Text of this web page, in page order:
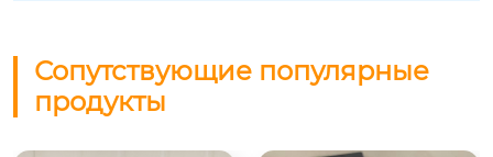
Сопутствующие популярные
продукты